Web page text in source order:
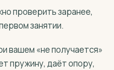
проверить заранее,
занятии.
вашем «не получается»
пружину, даёт опору,